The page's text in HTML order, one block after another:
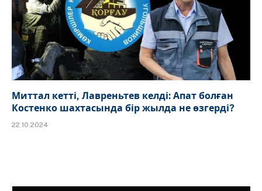
Миттал кетті, Лавреньтев келді: Апат болған
Костенко шахтасында бір жылда не өзгерді?
22.10.2024